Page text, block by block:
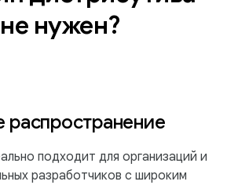
нужен?
распространение
подходит для организаций и
разработчиков с широким